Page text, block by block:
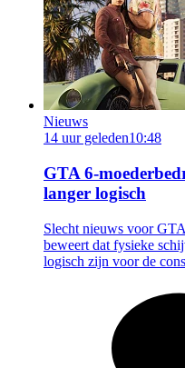
Nieuws
14 uur geleden10:48
GTA 6-
langer logisch
Slecht nieuws voor
beweert dat fysieke
logisch zijn voor de